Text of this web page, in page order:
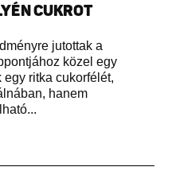
CUKROT
jutottak a
közel egy
ritka cukorfélét,
hanem